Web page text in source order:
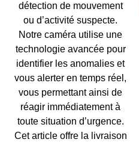
détection de mouvement
ou d’activité suspecte.
Notre caméra utilise une
technologie avancée pour
identifier les anomalies et
vous alerter en temps réel,
vous permettant ainsi de
réagir immédiatement à
toute situation d’urgence.
Cet article offre la livraison